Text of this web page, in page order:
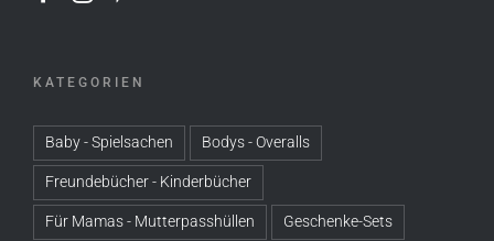
KATEGORIEN
Baby - Spielsachen Bodys - Overalls
Freundebücher - Kinderbücher
Für Mamas - Mutterpasshüllen Geschenke-Sets